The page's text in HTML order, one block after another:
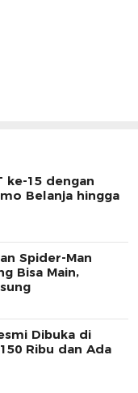
ke-15 dengan
Belanja hingga
Spider-Man
Bisa Main,
Dibuka di
Ribu dan Ada